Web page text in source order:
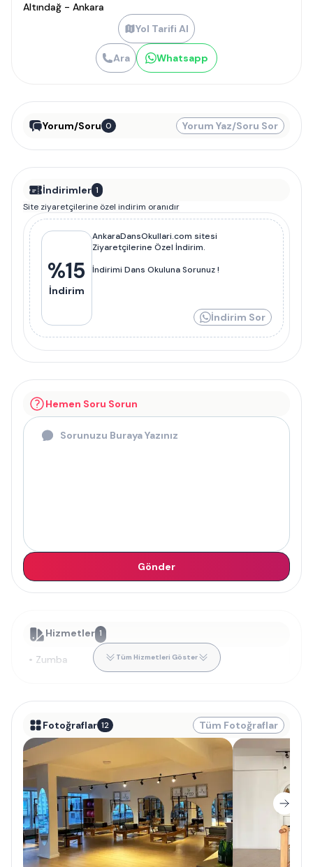
Altındağ - Ankara
Yol Tarifi Al
Ara Whatsapp
Yorum/Soru 0 Yorum Yaz/Soru Sor
İndirimler 1
Site ziyaretçilerine özel indirim oranıdır
%15
İndirim
AnkaraDansOkullari.com sitesi
Ziyaretçilerine Özel İndirim.
İndirimi Dans Okuluna Sorunuz !
İndirim Sor
Hemen Soru Sorun
Gönder
Hizmetler 1
• Zumba Tüm Hizmetleri Göster
Fotoğraflar 12 Tüm Fotoğraflar